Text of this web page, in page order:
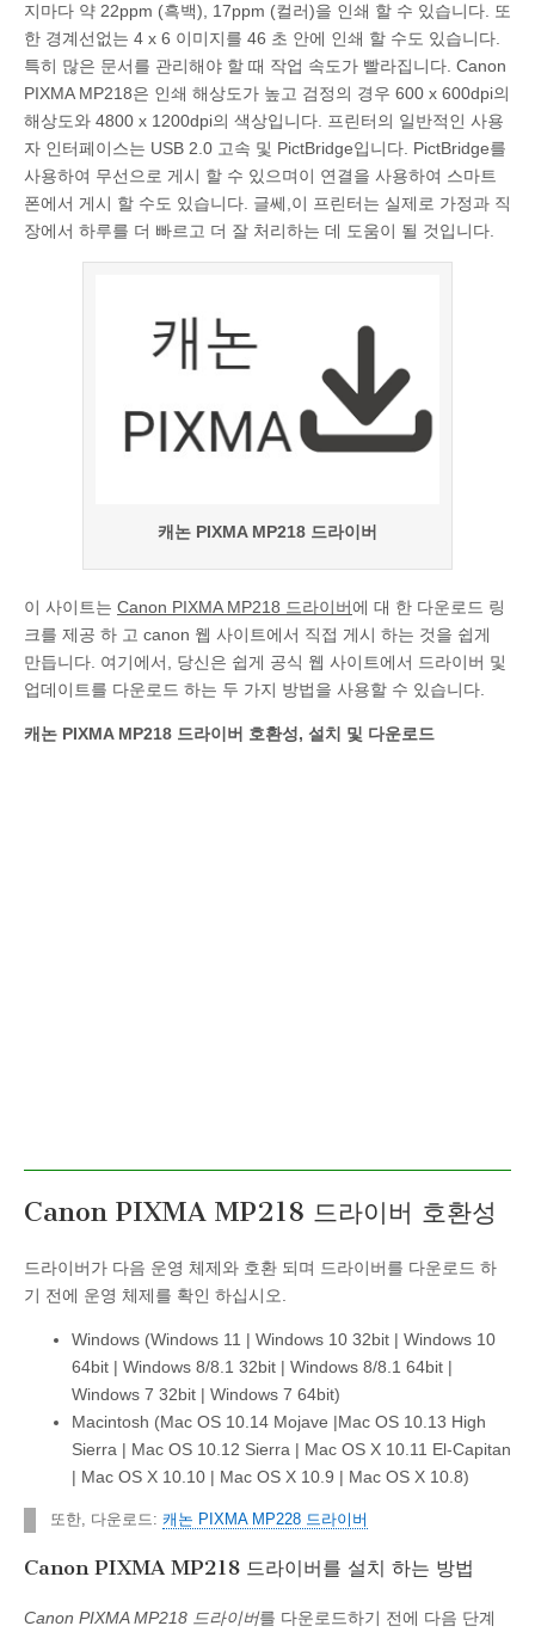
지마다 약 22ppm (흑백), 17ppm (컬러)을 인쇄 할 수 있습니다. 또
한 경계선없는 4 x 6 이미지를 46 초 안에 인쇄 할 수도 있습니다.
특히 많은 문서를 관리해야 할 때 작업 속도가 빨라집니다. Canon
PIXMA MP218은 인쇄 해상도가 높고 검정의 경우 600 x 600dpi의
해상도와 4800 x 1200dpi의 색상입니다. 프린터의 일반적인 사용
자 인터페이스는 USB 2.0 고속 및 PictBridge입니다. PictBridge를
사용하여 무선으로 게시 할 수 있으며이 연결을 사용하여 스마트
폰에서 게시 할 수도 있습니다. 글쎄,이 프린터는 실제로 가정과 직
장에서 하루를 더 빠르고 더 잘 처리하는 데 도움이 될 것입니다.
캐논 PIXMA MP218 드라이버
이 사이트는 Canon PIXMA MP218 드라이버에 대 한 다운로드 링
크를 제공 하 고 canon 웹 사이트에서 직접 게시 하는 것을 쉽게
만듭니다. 여기에서, 당신은 쉽게 공식 웹 사이트에서 드라이버 및
업데이트를 다운로드 하는 두 가지 방법을 사용할 수 있습니다.
캐논 PIXMA MP218 드라이버 호환성, 설치 및 다운로드
Canon PIXMA MP218 드라이버 호환성
드라이버가 다음 운영 체제와 호환 되며 드라이버를 다운로드 하
기 전에 운영 체제를 확인 하십시오.
Windows (Windows 11 | Windows 10 32bit | Windows 10
64bit | Windows 8/8.1 32bit | Windows 8/8.1 64bit |
Windows 7 32bit | Windows 7 64bit)
Macintosh (Mac OS 10.14 Mojave |Mac OS 10.13 High
Sierra | Mac OS 10.12 Sierra | Mac OS X 10.11 El-Capitan
| Mac OS X 10.10 | Mac OS X 10.9 | Mac OS X 10.8)
또한, 다운로드: 캐논 PIXMA MP228 드라이버
Canon PIXMA MP218 드라이버를 설치 하는 방법
Canon PIXMA MP218 드라이버를 다운로드하기 전에 다음 단계